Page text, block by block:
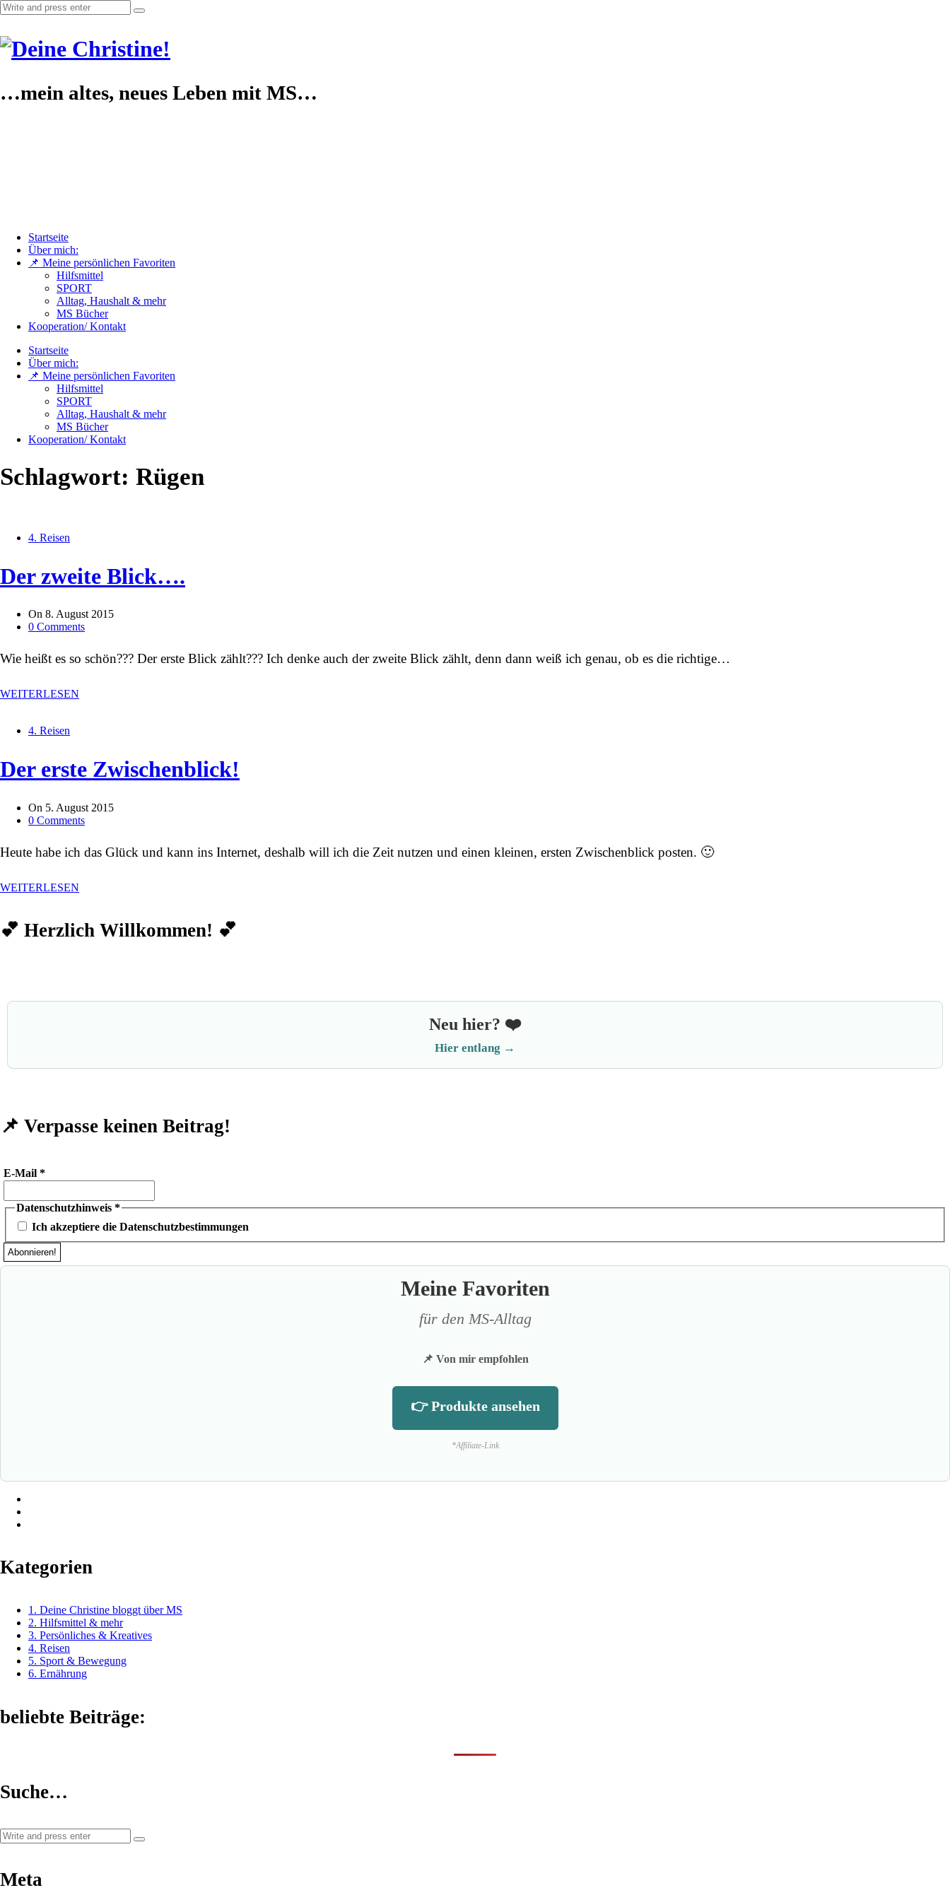
…mein altes, neues Leben mit MS…
Startseite
Über mich:
📌 Meine persönlichen Favoriten
Hilfsmittel
SPORT
Alltag, Haushalt & mehr
MS Bücher
Kooperation/ Kontakt
Startseite
Über mich:
📌 Meine persönlichen Favoriten
Hilfsmittel
SPORT
Alltag, Haushalt & mehr
MS Bücher
Kooperation/ Kontakt
Schlagwort: Rügen
4. Reisen
Der zweite Blick….
On 8. August 2015
0 Comments
Wie heißt es so schön??? Der erste Blick zählt??? Ich denke auch der zweite Blick zählt, denn dann weiß ich genau, ob es die richtige…
WEITERLESEN
4. Reisen
Der erste Zwischenblick!
On 5. August 2015
0 Comments
Heute habe ich das Glück und kann ins Internet, deshalb will ich die Zeit nutzen und einen kleinen, ersten Zwischenblick posten. 🙂
WEITERLESEN
💕 Herzlich Willkommen! 💕
Neu hier? ❤️
Hier entlang →
📌 Verpasse keinen Beitrag!
E-Mail *
Datenschutzhinweis *
Ich akzeptiere die Datenschutzbestimmungen
Meine Favoriten
für den MS-Alltag
📌 Von mir empfohlen
👉 Produkte ansehen
*Affiliate-Link
Kategorien
1. Deine Christine bloggt über MS
2. Hilfsmittel & mehr
3. Persönliches & Kreatives
4. Reisen
5. Sport & Bewegung
6. Ernährung
beliebte Beiträge:
Suche…
Meta